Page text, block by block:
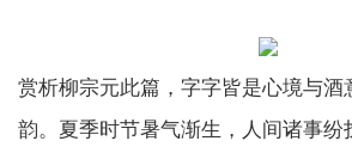
赏析柳宗元此篇，字字皆是心境与酒
韵。夏季时节暑气渐生，人间诸事纷